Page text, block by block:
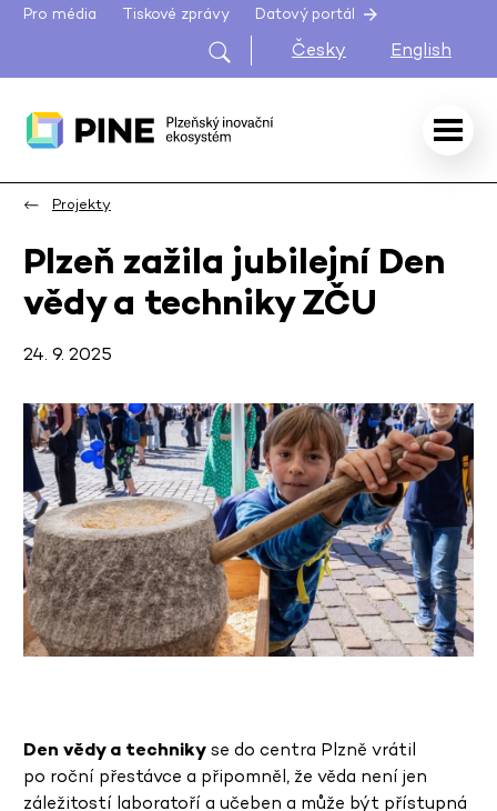
Pro média Tiskové zprávy Datový portál
Česky English
Projekty
Plzeň zažila jubilejní Den
vědy a techniky ZČU
24. 9. 2025
Den vědy a technikyse do centra Plzně vrátil
po roční přestávce a připomněl, že věda není jen
záležitostí laboratoří a učeben a může být přístupná